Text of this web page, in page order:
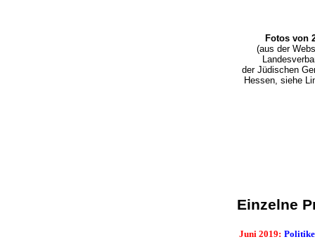
Fotos von
(aus der
der Jüdischen
Hessen, siehe
Einzelne
Juni 2019: